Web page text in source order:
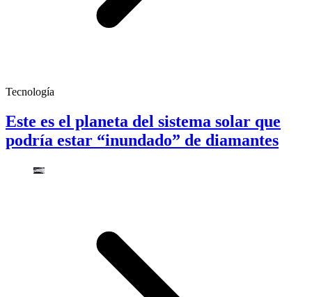
Tecnología
Este es el planeta del sistema solar que
podría estar “inundado” de diamantes